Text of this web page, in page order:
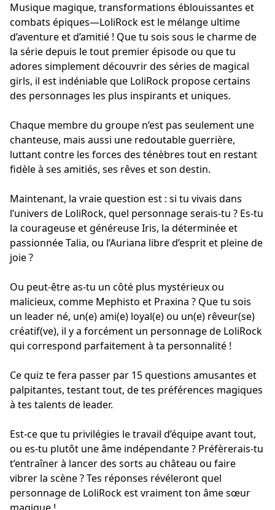
Musique magique, transformations éblouissantes et
combats épiques—LoliRock est le mélange ultime
d’aventure et d’amitié ! Que tu sois sous le charme de
la série depuis le tout premier épisode ou que tu
adores simplement découvrir des séries de magical
girls, il est indéniable que LoliRock propose certains
des personnages les plus inspirants et uniques.
Chaque membre du groupe n’est pas seulement une
chanteuse, mais aussi une redoutable guerrière,
luttant contre les forces des ténèbres tout en restant
fidèle à ses amitiés, ses rêves et son destin.
Maintenant, la vraie question est : si tu vivais dans
l’univers de LoliRock, quel personnage serais-tu ? Es-tu
la courageuse et généreuse Iris, la déterminée et
passionnée Talia, ou l’Auriana libre d’esprit et pleine de
joie ?
Ou peut-être as-tu un côté plus mystérieux ou
malicieux, comme Mephisto et Praxina ? Que tu sois
un leader né, un(e) ami(e) loyal(e) ou un(e) rêveur(se)
créatif(ve), il y a forcément un personnage de LoliRock
qui correspond parfaitement à ta personnalité !
Ce quiz te fera passer par 15 questions amusantes et
palpitantes, testant tout, de tes préférences magiques
à tes talents de leader.
Est-ce que tu privilégies le travail d’équipe avant tout,
ou es-tu plutôt une âme indépendante ? Préfèrerais-tu
t’entraîner à lancer des sorts au château ou faire
vibrer la scène ? Tes réponses révéleront quel
personnage de LoliRock est vraiment ton âme sœur